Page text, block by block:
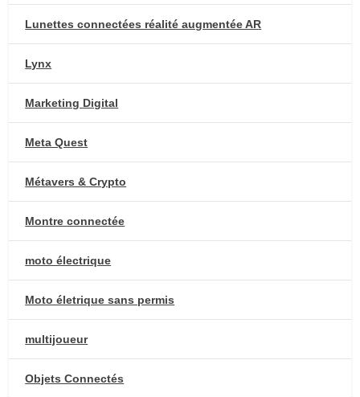
Lunettes connectées réalité augmentée AR
Lynx
Marketing Digital
Meta Quest
Métavers & Crypto
Montre connectée
moto électrique
Moto életrique sans permis
multijoueur
Objets Connectés